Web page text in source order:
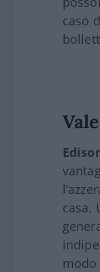
caso
l’
casa.
modo